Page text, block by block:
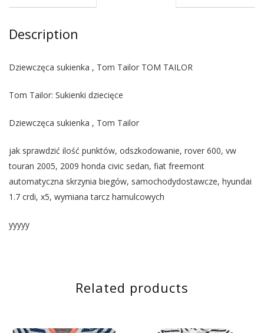
Description
Dziewczęca sukienka , Tom Tailor TOM TAILOR
Tom Tailor: Sukienki dziecięce
Dziewczęca sukienka , Tom Tailor
jak sprawdzić ilość punktów, odszkodowanie, rover 600, vw
touran 2005, 2009 honda civic sedan, fiat freemont
automatyczna skrzynia biegów, samochodydostawcze, hyundai
1.7 crdi, x5, wymiana tarcz hamulcowych
yyyyy
Related products